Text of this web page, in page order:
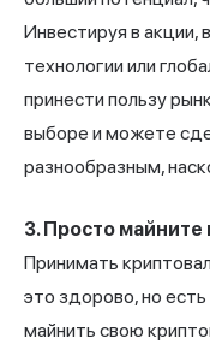
Инвестируя в акции,
технологии или
принести пользу
выборе и можете
разнообразным,
3. Просто майните
Принимать
это здорово, но
майнить свою